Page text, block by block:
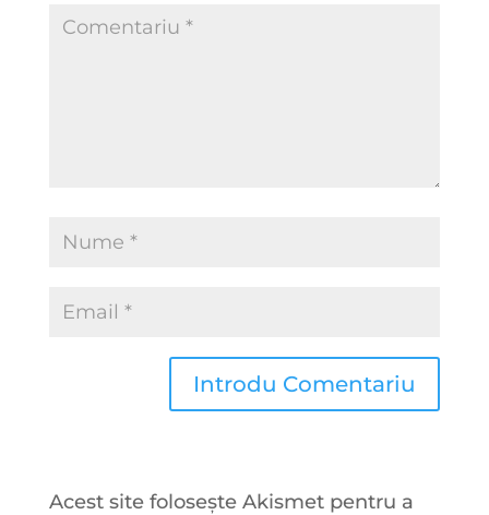
Acest site folosește Akismet pentru a